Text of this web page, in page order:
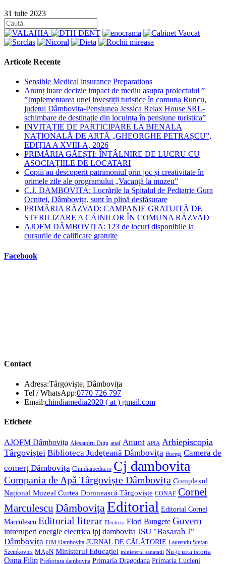
31 iulie 2023
Articole Recente
Sensible Medical insurance Preparations
Anunț luare decizie impact de mediu asupra proiectului ”
”Implementarea unei investiții turistice în comuna Runcu,
județul Dâmbovița-Pensiunea Jessica Relax House SRL-
schimbare de destinație din locuința în pensiune turistica”
INVITAȚIE DE PARTICIPARE LA BIENALA
NAȚIONALĂ DE ARTĂ „GHEORGHE PETRAȘCU”,
EDIŢIA A XVIII-A, 2026
PRIMĂRIA GĂEȘTI: ÎNTÂLNIRE DE LUCRU CU
ASOCIAȚIILE DE LOCATARI
Copiii au descoperit patrimoniul prin joc și creativitate în
primele zile ale programului „Vacanță la muzeu”
C.J. DAMBOVITA: Lucrările la Spitalul de Pediatrie Gura
Ocniței, Dâmbovița, sunt în plină desfășurare
PRIMĂRIA RĂZVAD: CAMPANIE GRATUITĂ DE
STERILIZARE A CÂINILOR ÎN COMUNA RĂZVAD
AJOFM DÂMBOVIȚA: 123 de locuri disponibile la
cursurile de calificare gratuite
Facebook
Contact
Adresa:Târgoviște, Dâmbovița
Tel / WhatsApp:0770 726 797Opens
in
Email:chindiamedia2020 ( at ) gmail.comOpens
Etichete
AJOFM Dâmbovița Alesandru Duțu anaf Anunt APIA Arhiepiscopia
Târgoviștei Biblioteca Județeană Dâmbovița Bucegi Camera de
comerț Dâmbovița Chindiamedia.ro Cj dambovita
Compania de Apă Târgoviște Dâmbovița Complexul
Național Muzeal Curtea Domnească Târgoviște CONAF Cornel
Marculescu DâmbovițaEditorial Editorial Cornel
Marculescu Editorial literar Electrica Flori Bungete Guvern
intreruperi energie electrica ipj dambovita ISU "Basarab I"
Dâmbovița ITM Dambovita JURNAL DE CĂLĂTORIE Laurențiu Ștefan
Szemkovics MApN Ministerul Educației ministerul sanatatii Nu-ți uita istoria
Oana Filip Prefectura dambovita Primaria Dragodana Primaria Lucieni